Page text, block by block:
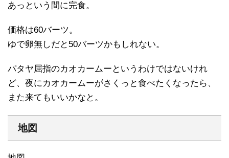
あっという間に完食。
価格は60バーツ。
ゆで卵無しだと50バーツかもしれない。
パタヤ屈指のカオカームーというわけではないけれ
ど、夜にカオカームーがさくっと食べたくなったら、
また来てもいいかなと。
地図